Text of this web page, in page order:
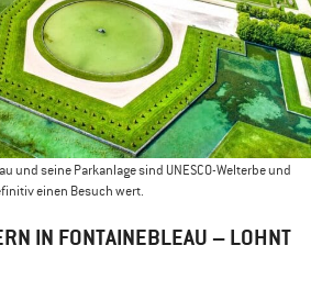
und seine Parkanlage sind UNESCO-Welterbe und
einen Besuch wert.
IN FONTAINEBLEAU – LOHNT